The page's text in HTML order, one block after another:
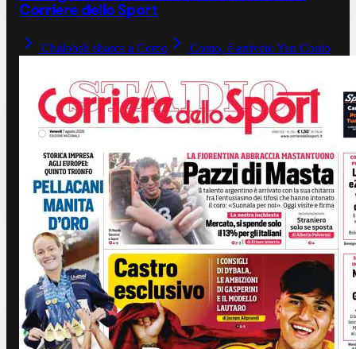
Corriere dello Sport
Chalobah sbarca a Como Como, è arrivato Yan Couto